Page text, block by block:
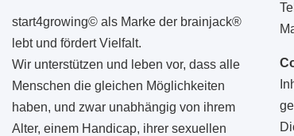
start4growing© als Marke der brainjack®
lebt und fördert Vielfalt.
Wir unterstützen und leben vor, dass alle
Menschen die gleichen Möglichkeiten
haben, und zwar unabhängig von ihrem
Alter, einem Handicap, ihrer sexuellen